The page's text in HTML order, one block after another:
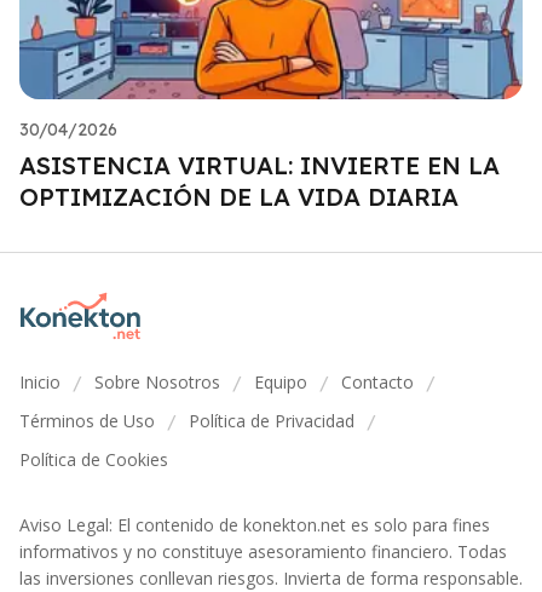
30/04/2026
ASISTENCIA VIRTUAL: INVIERTE EN LA
OPTIMIZACIÓN DE LA VIDA DIARIA
Inicio / Sobre Nosotros / Equipo / Contacto /
Términos de Uso / Política de Privacidad /
Política de Cookies
Aviso Legal: El contenido de konekton.net es solo para fines
informativos y no constituye asesoramiento financiero. Todas
las inversiones conllevan riesgos. Invierta de forma responsable.